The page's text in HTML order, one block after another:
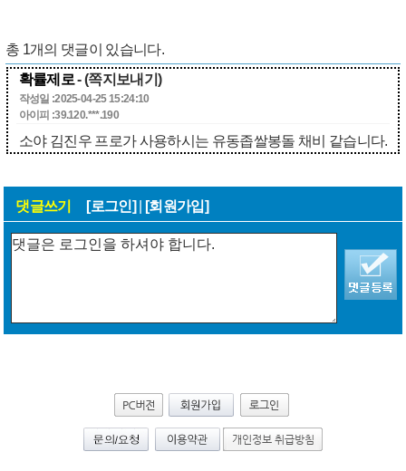
총 1개의 댓글이 있습니다.
확률제로- (쪽지보내기)
작성일 :2025-04-25 15:24:10
아이피 :39.120.***.190
소야 김진우 프로가 사용하시는 유동좁쌀봉돌 채비 같습니다.
댓글쓰기 [로그인] [회원가입]